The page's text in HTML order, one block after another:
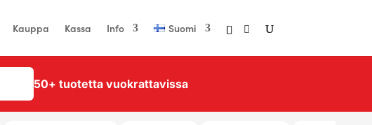
Kauppa Kassa Info Suomi
50+ tuotetta vuokrattavissa